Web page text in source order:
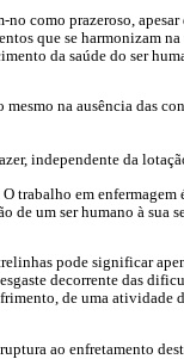
como prazeroso, apesar
que se harmonizam
da saúde do ser
na ausência das
independente da
trabalho em enfermagem
um ser humano à sua
pode significar
decorrente das
de uma atividade
ao enfretamento